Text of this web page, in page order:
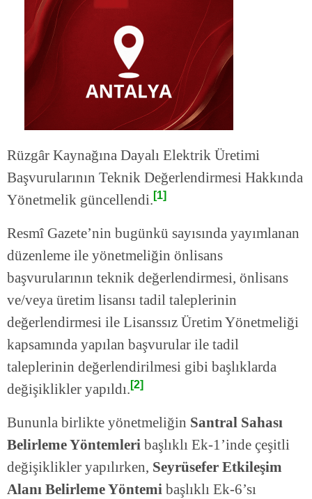
Rüzgâr Kaynağına Dayalı Elektrik Üretimi
Başvurularının Teknik Değerlendirmesi Hakkında
Yönetmelik güncellendi. [1]
Resmî Gazete’nin bugünkü sayısında yayımlanan
düzenleme ile yönetmeliğin önlisans
başvurularının teknik değerlendirmesi, önlisans
ve/veya üretim lisansı tadil taleplerinin
değerlendirmesi ile Lisanssız Üretim Yönetmeliği
kapsamında yapılan başvurular ile tadil
taleplerinin değerlendirilmesi gibi başlıklarda
değişiklikler yapıldı. [2]
Bununla birlikte yönetmeliğin Santral Sahası
Belirleme Yöntemleri başlıklı Ek-1’inde çeşitli
değişiklikler yapılırken, Seyrüsefer Etkileşim
Alanı Belirleme Yöntemi başlıklı Ek-6’sı